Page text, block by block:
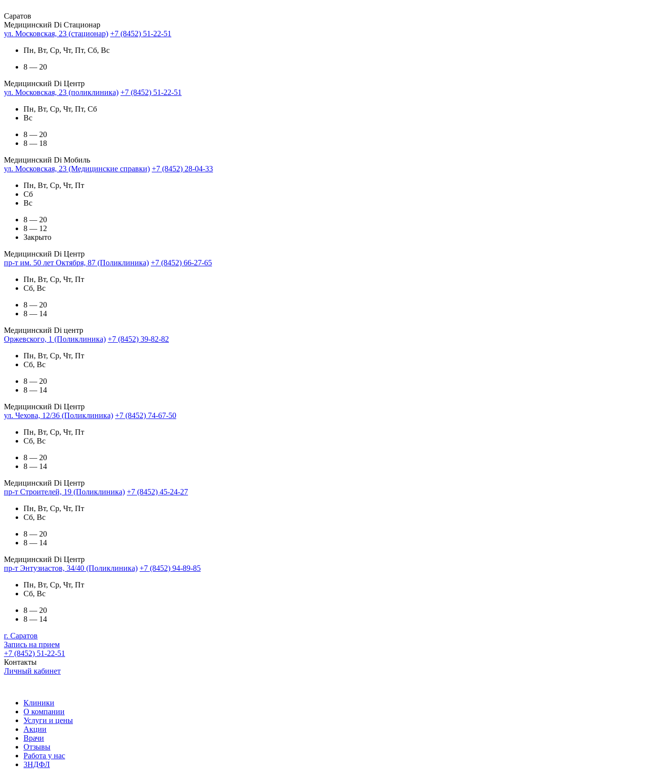
Саратов
Медицинский Di Стационар
ул. Московская, 23 (стационар) +7 (8452) 51-22-51
Пн, Вт, Ср, Чт, Пт, Сб, Вс
8 — 20
Медицинский Di Центр
ул. Московская, 23 (поликлиника) +7 (8452) 51-22-51
Пн, Вт, Ср, Чт, Пт, Сб
Вс
8 — 20
8 — 18
Медицинский Di Мобиль
ул. Московская, 23 (Медицинские справки) +7 (8452) 28-04-33
Пн, Вт, Ср, Чт, Пт
Сб
Вс
8 — 20
8 — 12
Закрыто
Медицинский Di Центр
пр-т им. 50 лет Октября, 87 (Поликлиника) +7 (8452) 66-27-65
Пн, Вт, Ср, Чт, Пт
Сб, Вс
8 — 20
8 — 14
Медицинский Di центр
Оржевского, 1 (Поликлиника) +7 (8452) 39-82-82
Пн, Вт, Ср, Чт, Пт
Сб, Вс
8 — 20
8 — 14
Медицинский Di Центр
ул. Чехова, 12/36 (Поликлиника) +7 (8452) 74-67-50
Пн, Вт, Ср, Чт, Пт
Сб, Вс
8 — 20
8 — 14
Медицинский Di Центр
пр-т Строителей, 19 (Поликлиника) +7 (8452) 45-24-27
Пн, Вт, Ср, Чт, Пт
Сб, Вс
8 — 20
8 — 14
Медицинский Di Центр
пр-т Энтузиастов, 34/40 (Поликлиника) +7 (8452) 94-89-85
Пн, Вт, Ср, Чт, Пт
Сб, Вс
8 — 20
8 — 14
г. Саратов
Запись на прием
+7 (8452) 51-22-51
Контакты
Личный кабинет
Клиники
О компании
Услуги и цены
Акции
Врачи
Отзывы
Работа у нас
3НДФЛ